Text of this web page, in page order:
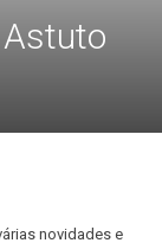
novidades e